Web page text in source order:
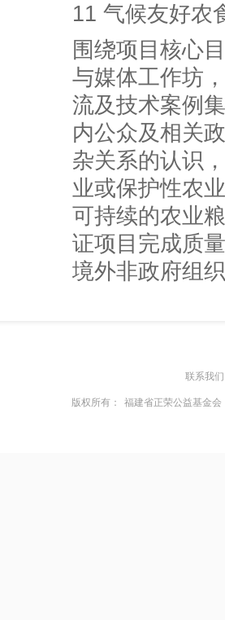
11 气候友好农
围绕项目核心
与媒体工作坊
流及技术案例
内公众及相关
杂关系的认识
业或保护性农
可持续的农业
证项目完成质
境外非政府组
联系我们
版权所有： 福建省正荣公益基金会